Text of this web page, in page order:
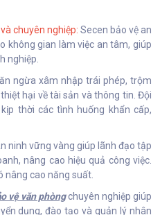
chuyên nghiệp: Secen bảo vệ an
không gian làm việc an tâm, giúp
nghiệp.
ngừa xâm nhập trái phép, trộm
hại về tài sản và thông tin. Đội
thời các tình huống khẩn cấp,
ninh vững vàng giúp lãnh đạo tập
nâng cao hiệu quả công việc.
nâng cao năng suất.
vệ văn phòngchuyên nghiệp giúp
dụng, đào tạo và quản lý nhân